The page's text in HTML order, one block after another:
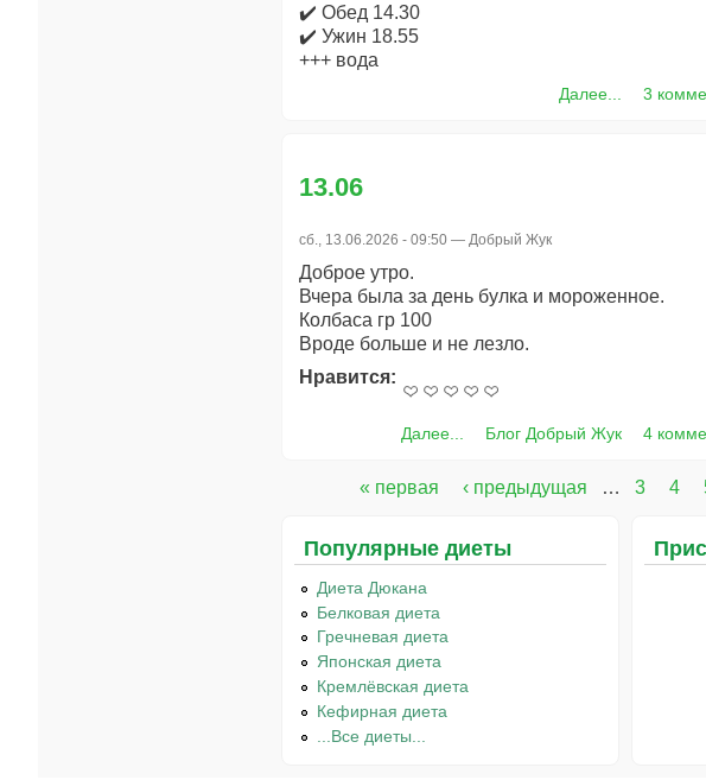
✔️ Обед 14.30
✔️ Ужин 18.55
+++ вода
Далее... 3
13.06
сб., 13.06.2026 - 09:50 — Добрый Жук
Доброе утро.
Вчера была за день булка и мороженное.
Колбаса гр 100
Вроде больше и не лезло.
Нравится:
Далее... Блог Добрый Жук 4
« первая ‹ предыдущая … 3 4
Популярные диеты
Диета Дюкана
Белковая диета
Гречневая диета
Японская диета
Кремлёвская диета
Кефирная диета
...Все диеты...